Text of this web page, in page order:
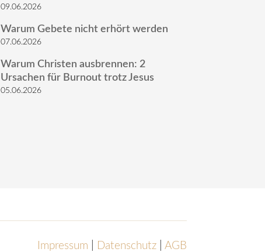
09.06.2026
Warum Gebete nicht erhört werden
07.06.2026
Warum Christen ausbrennen: 2
Ursachen für Burnout trotz Jesus
05.06.2026
Impressum Datenschutz| AGB